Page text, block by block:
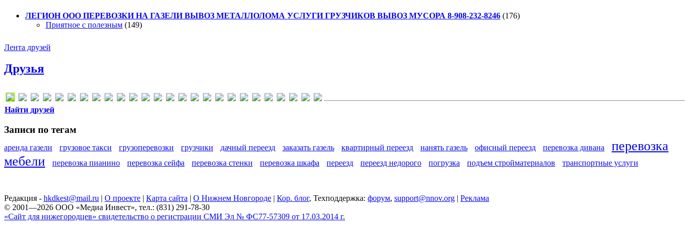
ЛЕГИОН ООО ПЕРЕВОЗКИ НА ГАЗЕЛИ ВЫВОЗ МЕТАЛЛОЛОМА УСЛУГИ ГРУЗЧИКОВ ВЫВОЗ МУСОРА 8-908-232-8246 (176)
Приятное с полезным (149)
Лента друзей
Друзья
Найти друзей
Записи по тегам
аренда газели грузовое такси грузоперевозки грузчики дачный переезд заказать газель квартирный переезд нанять газель офисный переезд перевозка дивана
перевозка
мебели
перевозка пианино перевозка сейфа перевозка стенки перевозка шкафа переезд переезд недорого погрузка подъем стройматериалов транспортные услуги
Редакция - hkdkest@mail.ru | О проекте | Карта сайта | О Нижнем Новгороде | Кор. блог, Техподдержка: форум, support@nnov.org | Реклама
© 2001—2026 ООО «Медиа Инвест», тел.: (831) 291-78-30
«Сайт для нижегородцев» свидетельство о регистрации СМИ Эл № ФС77-57309 от 17.03.2014 г.